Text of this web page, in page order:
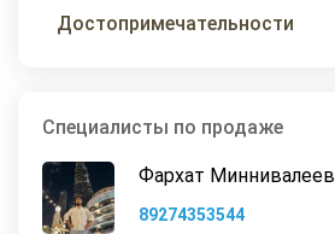
Достопримечательности
Специалисты по продаже
Фархат Миннивалеев
89274353544